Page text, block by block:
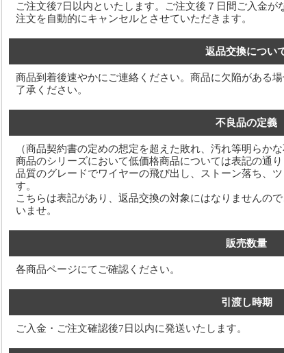
ご注文後7日以内といたします。ご注文後７日間ご入金が
注文を自動的にキャンセルとさせていただきます。
返品交換につい
商品到着後速やかにご連絡ください。商品に欠陥がある
了承ください。
不良品の定義
（商品契約書の定めの想定を超えた敗れ、汚れ等明らかな
商品のシリーズにおいて低価格商品については表記の通り
品質のグレードでワイヤーの飛び出し、ストーン落ち、
す。
こちらは表記があり、返品交換の対象にはなりませんの
いませ。
販売数量
各商品ページにてご確認ください。
引渡し時期
ご入金・ご注文確認後7日以内に発送いたします。